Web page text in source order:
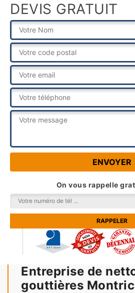
DEVIS GRATUIT
On vous rappelle
Entreprise de
gouttières